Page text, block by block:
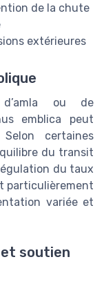
de la chute
extérieures
ou de
emblica peut
certaines
du transit
du taux
particulièrement
variée et
soutien